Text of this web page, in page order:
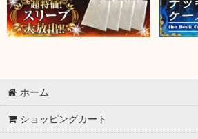
ホーム
ショッピングカート